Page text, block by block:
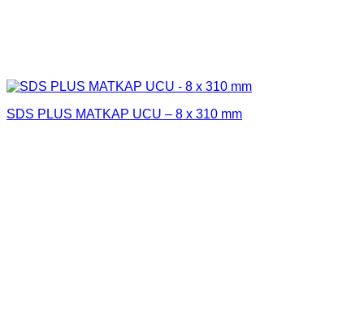
SDS PLUS MATKAP UCU – 8 x 310 mm